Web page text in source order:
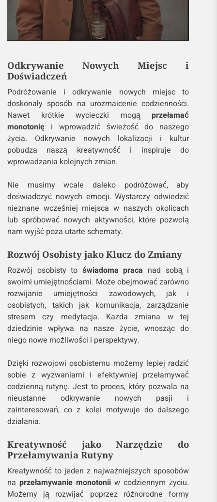
Odkrywanie Nowych Miejsc i
Doświadczeń
Podróżowanie i odkrywanie nowych miejsc to
doskonały sposób na urozmaicenie codzienności.
Nawet krótkie wycieczki mogąprzełamać
monotonię i wprowadzić świeżość do naszego
życia. Odkrywanie nowych lokalizacji i kultur
pobudza naszą kreatywność i inspiruje do
wprowadzania kolejnych zmian.
Nie musimy wcale daleko podróżować, aby
doświadczyć nowych emocji. Wystarczy odwiedzić
nieznane wcześniej miejsca w naszych okolicach
lub spróbować nowych aktywności, które pozwolą
nam wyjść poza utarte schematy.
Rozwój Osobisty jako Klucz do Zmiany
Rozwój osobisty to świadoma praca nad sobą i
swoimi umiejętnościami. Może obejmować zarówno
rozwijanie umiejętności zawodowych, jak i
osobistych, takich jak komunikacja, zarządzanie
stresem czy medytacja. Każda zmiana w tej
dziedzinie wpływa na nasze życie, wnosząc do
niego nowe możliwości i perspektywy.
Dzięki rozwojowi osobistemu możemy lepiej radzić
sobie z wyzwaniami i efektywniej przełamywać
codzienną rutynę. Jest to proces, który pozwala na
nieustanne odkrywanie nowych pasji i
zainteresowań, co z kolei motywuje do dalszego
działania.
Kreatywność jako Narzędzie do
Przełamywania Rutyny
Kreatywność to jeden z najważniejszych sposobów
naprzełamywanie monotonii w codziennym życiu.
Możemy ją rozwijać poprzez różnorodne formy